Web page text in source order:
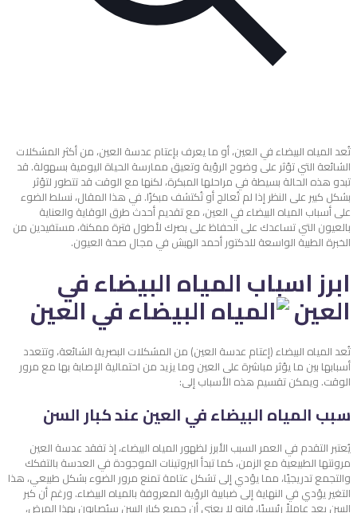
تُعد المياه البيضاء في العين، أو ما يعرف بإعتام عدسة العين، من أكثر المشكلات
الشائعة التي تؤثر على وضوح الرؤية وتعيق ممارسة الحياة اليومية بسهولة. قد
تبدو هذه الحالة بسيطة في مراحلها المبكرة، لكنها مع الوقت قد تتطور لتؤثر
بشكل كبير على النظر إذا لم تُعالج أو تُكتشف مبكرًا. في هذا المقال، نسلط الضوء
على أسباب المياه البيضاء في العين، مع تقديم أحدث طرق الوقاية والعناية
بالعيون التي تساعدك على الحفاظ على بصرك لأطول فترة ممكنة، مستفيدين من
الخبرة الطبية الواسعة للدكتور أحمد الهبش في مجال صحة العيون.
ابرز اسباب المياه البيضاء في
العين
تُعد المياه البيضاء (إعتام عدسة العين) من المشكلات البصرية الشائعة، وتتعدد
أسبابها بين ما يؤثر مباشرة على العين وما يزيد من احتمالية الإصابة بها مع مرور
الوقت. ويمكن تقسيم هذه الأسباب إلى:
سبب المياه البيضاء في العين عند كبار السن
يُعتبر التقدم في العمر السبب الأبرز لظهور المياه البيضاء، إذ تفقد عدسة العين
مرونتها الطبيعية مع الزمن، كما تبدأ البروتينات الموجودة في العدسة بالتفكك
والتجمع تدريجيًا، مما يؤدي إلى تشكل عتامة تمنع مرور الضوء بشكل طبيعي، هذا
التغير يؤدي في النهاية إلى ضبابية الرؤية المعروفة بالمياه البيضاء. ورغم أن كبر
السن يعد عاملاً رئيسيًا، فإنه لا يعني أن جميع كبار السن سيُصابون بهذا المرض،